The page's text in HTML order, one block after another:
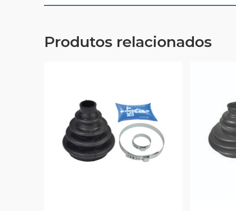
Produtos relacionados